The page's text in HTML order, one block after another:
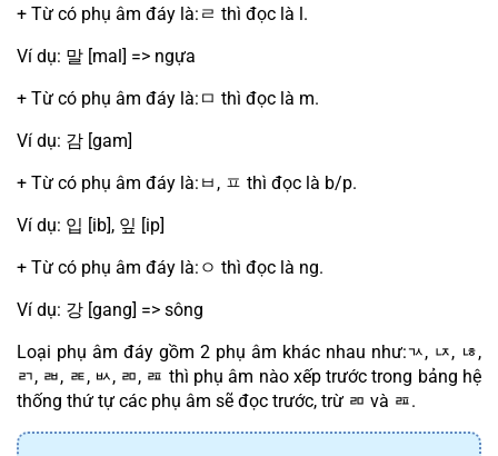
+ Từ có phụ âm đáy là: ㄹ thì đọc là l.
Ví dụ: 말 [mal] => ngựa
+ Từ có phụ âm đáy là: ㅁ thì đọc là m.
Ví dụ: 감 [gam]
+ Từ có phụ âm đáy là: ㅂ , ㅍ thì đọc là b/p.
Ví dụ: 입 [ib], 잎 [ip]
+ Từ có phụ âm đáy là: ㅇ thì đọc là ng.
Ví dụ: 강 [gang] => sông
Loại phụ âm đáy gồm 2 phụ âm khác nhau như:ㄳ, ㄵ, ㄶ
ㄺ, ㄼ, ㄾ, ㅄ, ㄻ, ㄿ thì phụ âm nào xếp trước trong bảng hệ
thống thứ tự các phụ âm sẽ đọc trước, trừ ㄻ và ㄿ.